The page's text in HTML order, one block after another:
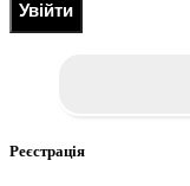
Увійти
Реєстрація